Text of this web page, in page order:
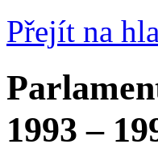
Přejít na
1993 –